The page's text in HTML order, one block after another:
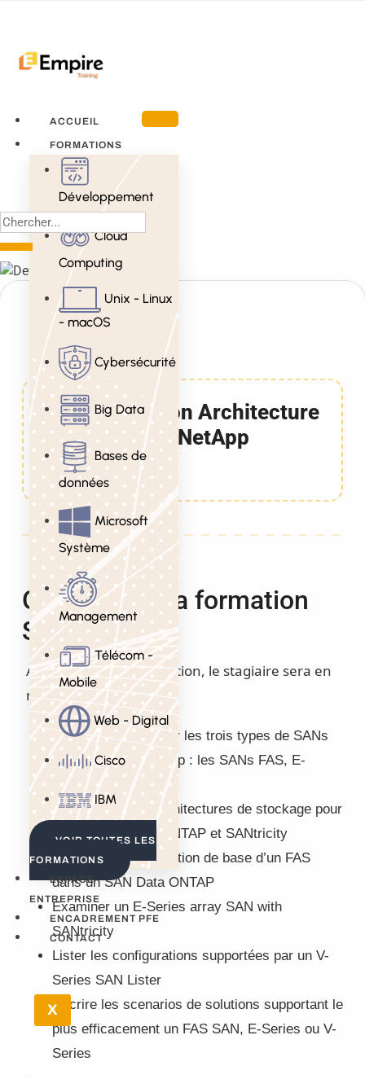
ACCUEIL
FORMATIONS
Développement
Cloud
Computing
Unix - Linux
- macOS
Cybersécurité
Big Data
Bases de
données
Microsoft
Système
Management
Télécom -
Mobile
Web - Digital
Cisco
IBM
VOIR TOUTES LES
FORMATIONS
ESPACE
ENTREPRISE
ENCADREMENT PFE
CONTACT
X
Formation Architecture
SAN sur NetApp
2 Jours
Objectifs de la formation
SAN NetApp
A l’issue de cette formation, le stagiaire sera en
mesure de :
Identifier et expliquer les trois types de SANs
supportés par NetApp : les SANs FAS, E-
Series et V-Series
Comprendre les architectures de stockage pour
les logiciels Data ONTAP et SANtricity
Réaliser la configuration de base d’un FAS
dans un SAN Data ONTAP
Examiner un E-Series array SAN with
SANtricity
Lister les configurations supportées par un V-
Series SAN Lister
Décrire les scenarios de solutions supportant le
plus efficacement un FAS SAN, E-Series ou V-
Series